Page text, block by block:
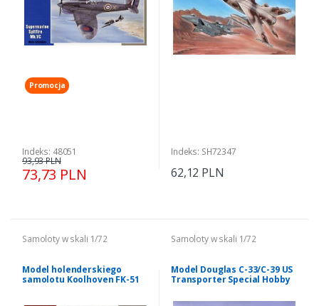
Promocja
Indeks: 48051
73,73 PLN
93,93 PLN
Indeks: SH72347
62,12 PLN
Samoloty w skali 1/72
Model holenderskiego
samolotu Koolhoven FK-51
Samoloty w skali 1/72
Model Douglas C-33/C-39 US
Transporter Special Hobby